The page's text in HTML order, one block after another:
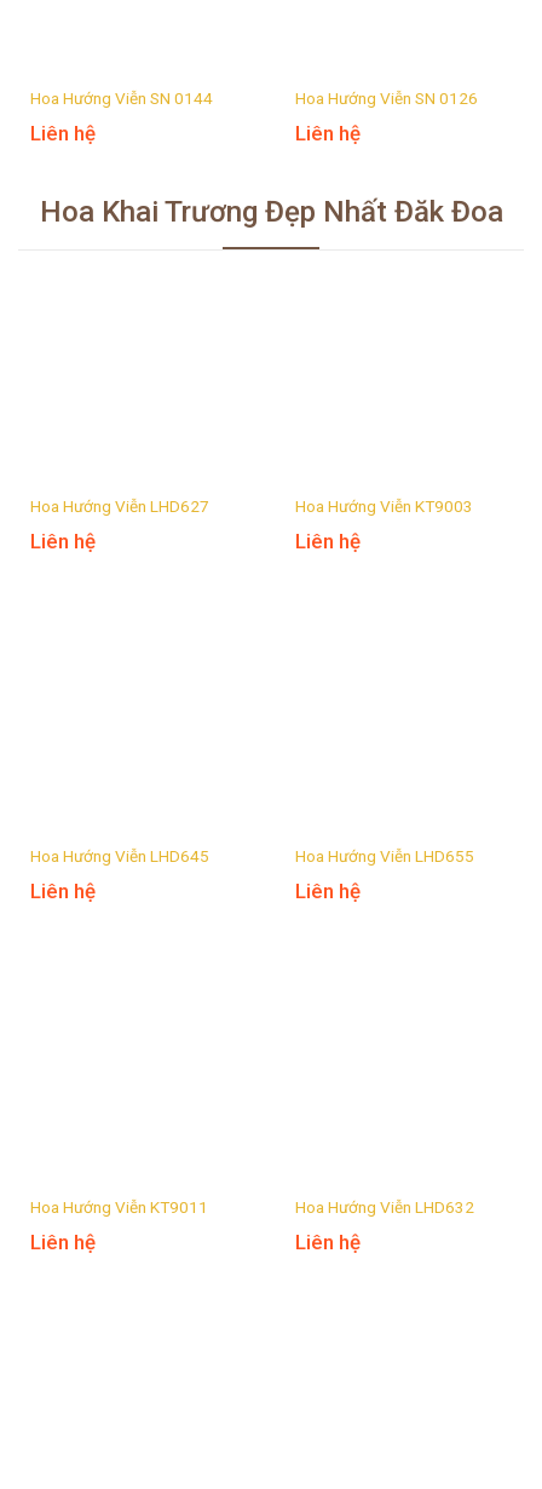
Hoa Hướng Viễn SN 0144
Liên hệ
Hoa Hướng Viễn SN 0126
Liên hệ
Hoa Khai Trương Đẹp Nhất Đăk Đoa
Hoa Hướng Viễn LHD627
Liên hệ
Hoa Hướng Viễn KT9003
Liên hệ
Hoa Hướng Viễn LHD645
Liên hệ
Hoa Hướng Viễn LHD655
Liên hệ
Hoa Hướng Viễn KT9011
Liên hệ
Hoa Hướng Viễn LHD632
Liên hệ